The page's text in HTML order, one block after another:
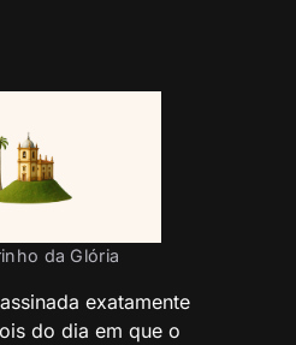
da Glória
exatamente
do dia em que o